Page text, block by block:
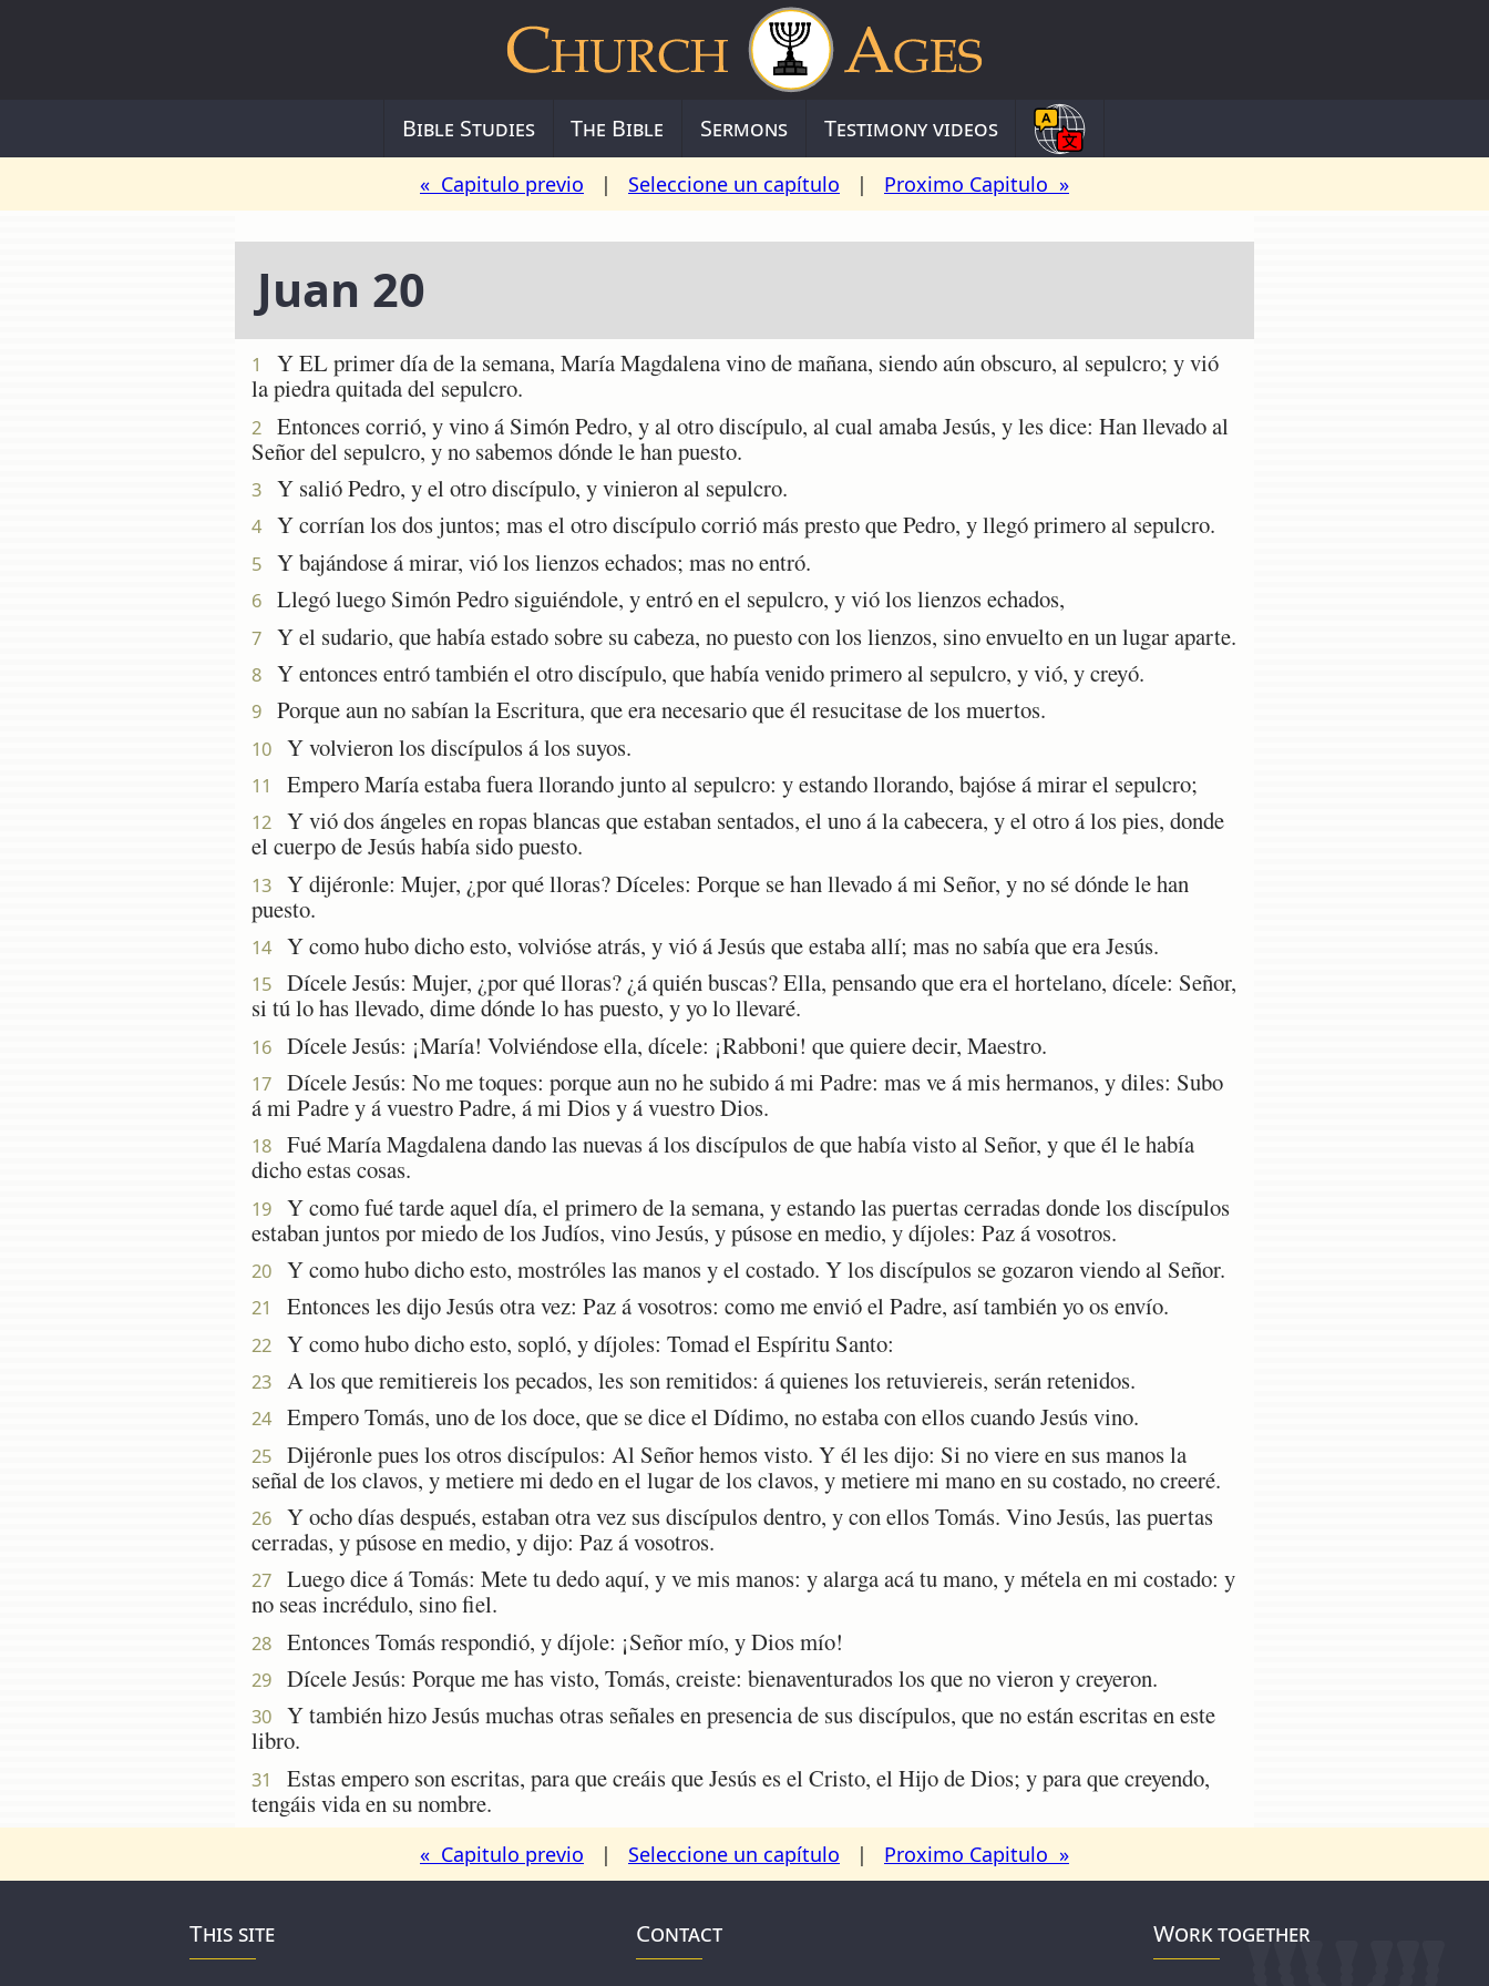
Bible Studies The Bible Sermons Testimony videos
« Capitulo previo | Seleccione un capítulo | Proximo Capitulo »
Juan 20
1
Y EL primer día de la semana, María Magdalena vino de mañana, siendo aún obscuro, al sepulcro; y vió
la piedra quitada del sepulcro.
2
Entonces corrió, y vino á Simón Pedro, y al otro discípulo, al cual amaba Jesús, y les dice: Han llevado al
Señor del sepulcro, y no sabemos dónde le han puesto.
3 Y salió Pedro, y el otro discípulo, y vinieron al sepulcro.
4 Y corrían los dos juntos; mas el otro discípulo corrió más presto que Pedro, y llegó primero al sepulcro.
5 Y bajándose á mirar, vió los lienzos echados; mas no entró.
6 Llegó luego Simón Pedro siguiéndole, y entró en el sepulcro, y vió los lienzos echados,
7 Y el sudario, que había estado sobre su cabeza, no puesto con los lienzos, sino envuelto en un lugar aparte.
8 Y entonces entró también el otro discípulo, que había venido primero al sepulcro, y vió, y creyó.
9 Porque aun no sabían la Escritura, que era necesario que él resucitase de los muertos.
10 Y volvieron los discípulos á los suyos.
11 Empero María estaba fuera llorando junto al sepulcro: y estando llorando, bajóse á mirar el sepulcro;
12
Y vió dos ángeles en ropas blancas que estaban sentados, el uno á la cabecera, y el otro á los pies, donde
el cuerpo de Jesús había sido puesto.
13
Y dijéronle: Mujer, ¿por qué lloras? Díceles: Porque se han llevado á mi Señor, y no sé dónde le han
puesto.
14 Y como hubo dicho esto, volvióse atrás, y vió á Jesús que estaba allí; mas no sabía que era Jesús.
15
Dícele Jesús: Mujer, ¿por qué lloras? ¿á quién buscas? Ella, pensando que era el hortelano, dícele: Señor,
si tú lo has llevado, dime dónde lo has puesto, y yo lo llevaré.
16 Dícele Jesús: ¡María! Volviéndose ella, dícele: ¡Rabboni! que quiere decir, Maestro.
17
Dícele Jesús: No me toques: porque aun no he subido á mi Padre: mas ve á mis hermanos, y diles: Subo
á mi Padre y á vuestro Padre, á mi Dios y á vuestro Dios.
18
Fué María Magdalena dando las nuevas á los discípulos de que había visto al Señor, y que él le había
dicho estas cosas.
19
Y como fué tarde aquel día, el primero de la semana, y estando las puertas cerradas donde los discípulos
estaban juntos por miedo de los Judíos, vino Jesús, y púsose en medio, y díjoles: Paz á vosotros.
20 Y como hubo dicho esto, mostróles las manos y el costado. Y los discípulos se gozaron viendo al Señor.
21 Entonces les dijo Jesús otra vez: Paz á vosotros: como me envió el Padre, así también yo os envío.
22 Y como hubo dicho esto, sopló, y díjoles: Tomad el Espíritu Santo:
23 A los que remitiereis los pecados, les son remitidos: á quienes los retuviereis, serán retenidos.
24 Empero Tomás, uno de los doce, que se dice el Dídimo, no estaba con ellos cuando Jesús vino.
25
Dijéronle pues los otros discípulos: Al Señor hemos visto. Y él les dijo: Si no viere en sus manos la
señal de los clavos, y metiere mi dedo en el lugar de los clavos, y metiere mi mano en su costado, no creeré.
26
Y ocho días después, estaban otra vez sus discípulos dentro, y con ellos Tomás. Vino Jesús, las puertas
cerradas, y púsose en medio, y dijo: Paz á vosotros.
27
Luego dice á Tomás: Mete tu dedo aquí, y ve mis manos: y alarga acá tu mano, y métela en mi costado: y
no seas incrédulo, sino fiel.
28 Entonces Tomás respondió, y díjole: ¡Señor mío, y Dios mío!
29 Dícele Jesús: Porque me has visto, Tomás, creiste: bienaventurados los que no vieron y creyeron.
30
Y también hizo Jesús muchas otras señales en presencia de sus discípulos, que no están escritas en este
libro.
31
Estas empero son escritas, para que creáis que Jesús es el Cristo, el Hijo de Dios; y para que creyendo,
tengáis vida en su nombre.
« Capitulo previo | Seleccione un capítulo | Proximo Capitulo »
This site Contact Work together